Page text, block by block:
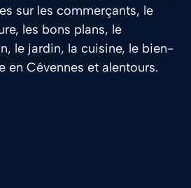
sur les commerçants, le
les bons plans, le
le jardin, la cuisine, le bien-
en Cévennes et alentours.